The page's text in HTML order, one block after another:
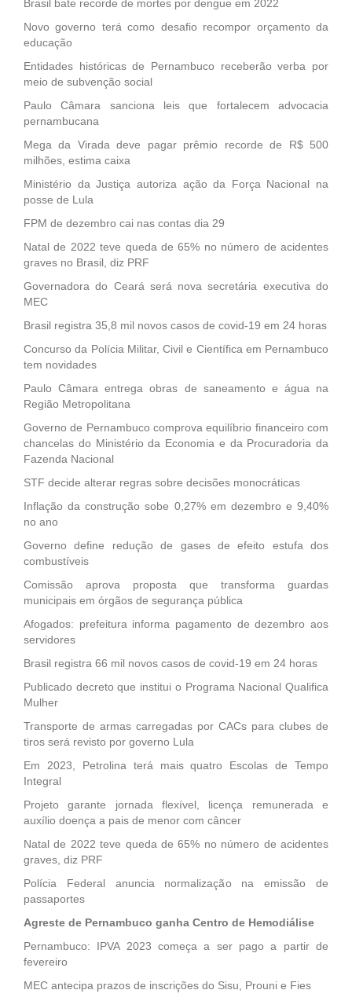
Brasil bate recorde de mortes por dengue em 2022
Novo governo terá como desafio recompor orçamento da
educação
Entidades históricas de Pernambuco receberão verba por
meio de subvenção social
Paulo Câmara sanciona leis que fortalecem advocacia
pernambucana
Mega da Virada deve pagar prêmio recorde de R$ 500
milhões, estima caixa
Ministério da Justiça autoriza ação da Força Nacional na
posse de Lula
FPM de dezembro cai nas contas dia 29
Natal de 2022 teve queda de 65% no número de acidentes
graves no Brasil, diz PRF
Governadora do Ceará será nova secretária executiva do
MEC
Brasil registra 35,8 mil novos casos de covid-19 em 24 horas
Concurso da Polícia Militar, Civil e Científica em Pernambuco
tem novidades
Paulo Câmara entrega obras de saneamento e água na
Região Metropolitana
Governo de Pernambuco comprova equilíbrio financeiro com
chancelas do Ministério da Economia e da Procuradoria da
Fazenda Nacional
STF decide alterar regras sobre decisões monocráticas
Inflação da construção sobe 0,27% em dezembro e 9,40%
no ano
Governo define redução de gases de efeito estufa dos
combustíveis
Comissão aprova proposta que transforma guardas
municipais em órgãos de segurança pública
Afogados: prefeitura informa pagamento de dezembro aos
servidores
Brasil registra 66 mil novos casos de covid-19 em 24 horas
Publicado decreto que institui o Programa Nacional Qualifica
Mulher
Transporte de armas carregadas por CACs para clubes de
tiros será revisto por governo Lula
Em 2023, Petrolina terá mais quatro Escolas de Tempo
Integral
Projeto garante jornada flexível, licença remunerada e
auxílio doença a pais de menor com câncer
Natal de 2022 teve queda de 65% no número de acidentes
graves, diz PRF
Polícia Federal anuncia normalização na emissão de
passaportes
Agreste de Pernambuco ganha Centro de Hemodiálise
Pernambuco: IPVA 2023 começa a ser pago a partir de
fevereiro
MEC antecipa prazos de inscrições do Sisu, Prouni e Fies